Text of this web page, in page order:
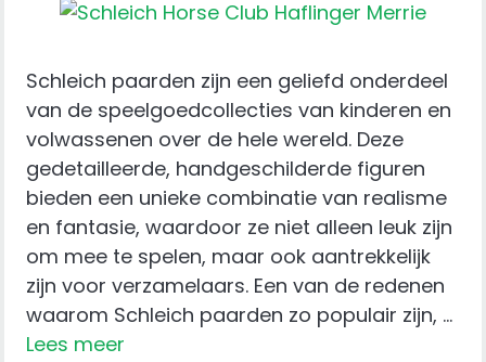
Schleich paarden zijn een geliefd onderdeel
van de speelgoedcollecties van kinderen en
volwassenen over de hele wereld. Deze
gedetailleerde, handgeschilderde figuren
bieden een unieke combinatie van realisme
en fantasie, waardoor ze niet alleen leuk zijn
om mee te spelen, maar ook aantrekkelijk
zijn voor verzamelaars. Een van de redenen
waarom Schleich paarden zo populair zijn, …
Lees meer